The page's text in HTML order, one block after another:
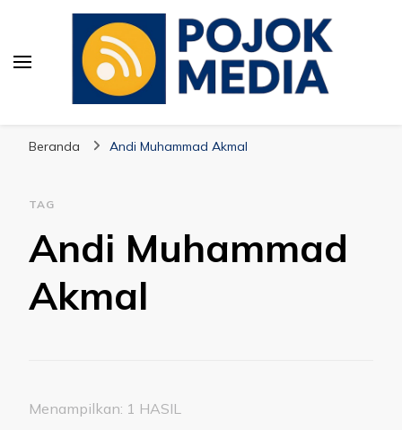
Beranda Andi Muhammad Akmal
TAG
Andi Muhammad
Akmal
Menampilkan: 1 HASIL